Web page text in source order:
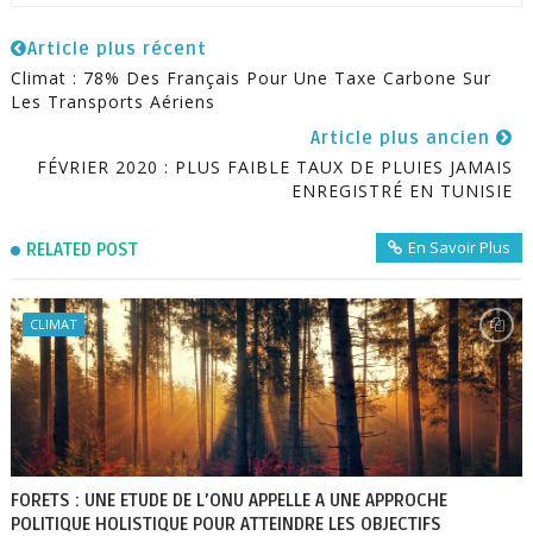
Article plus récent
Climat : 78% Des Français Pour Une Taxe Carbone Sur
Les Transports Aériens
Article plus ancien
FÉVRIER 2020 : PLUS FAIBLE TAUX DE PLUIES JAMAIS
ENREGISTRÉ EN TUNISIE
RELATED POST En Savoir Plus
CLIMAT
FORETS : UNE ETUDE DE L’ONU APPELLE A UNE APPROCHE
POLITIQUE HOLISTIQUE POUR ATTEINDRE LES OBJECTIFS